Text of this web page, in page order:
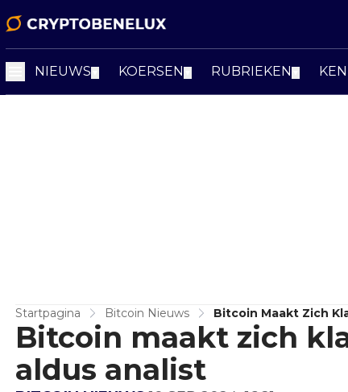
NIEUWS KOERSEN RUBRIEKEN
Startpagina Bitcoin Nieuws Bitcoin Maakt Zich
Bitcoin maakt zich
aldus analist